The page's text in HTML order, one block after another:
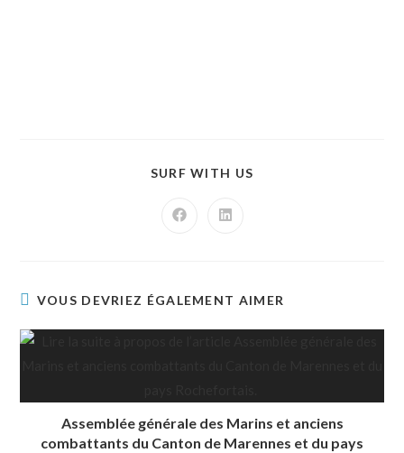
SURF WITH US
VOUS DEVRIEZ ÉGALEMENT AIMER
Assemblée générale des Marins et anciens
combattants du Canton de Marennes et du pays